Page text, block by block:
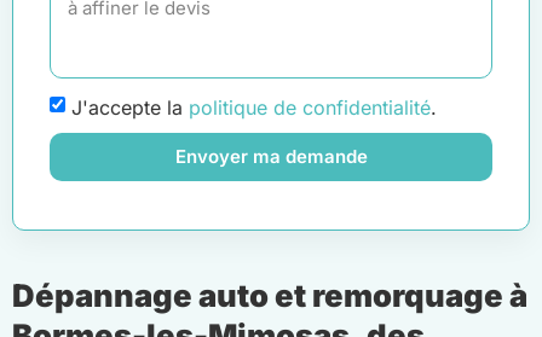
J'accepte la politique de confidentialité.
Envoyer ma demande
Dépannage auto et remorquage à